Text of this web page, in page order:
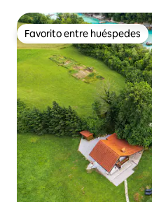
Favorito entre huéspedes
Favorito entre huéspedes